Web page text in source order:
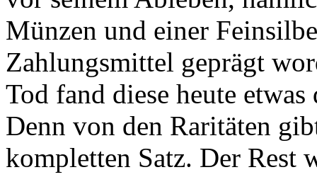
Münzen und einer
Zahlungsmittel geprägt
Tod fand diese heute
Denn von den Raritäten
kompletten Satz. Der Rest